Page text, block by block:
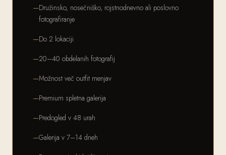
Družinsko, nosečniško, rojstnodnevno ali poslovno
fotografiranje
Do 2 lokaciji
20–40 obdelanih fotografij
Možnost več outfit menjav
Premium spletna galerija
Predogled v 48 urah
Galerija v 7–14 dneh